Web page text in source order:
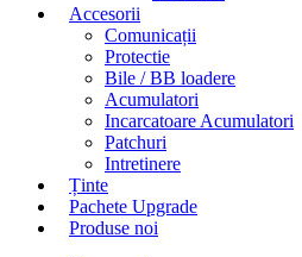
Accesorii
Comunicații
Protectie
Bile / BB loadere
Acumulatori
Incarcatoare Acumulatori
Patchuri
Intretinere
Ținte
Pachete Upgrade
Produse noi